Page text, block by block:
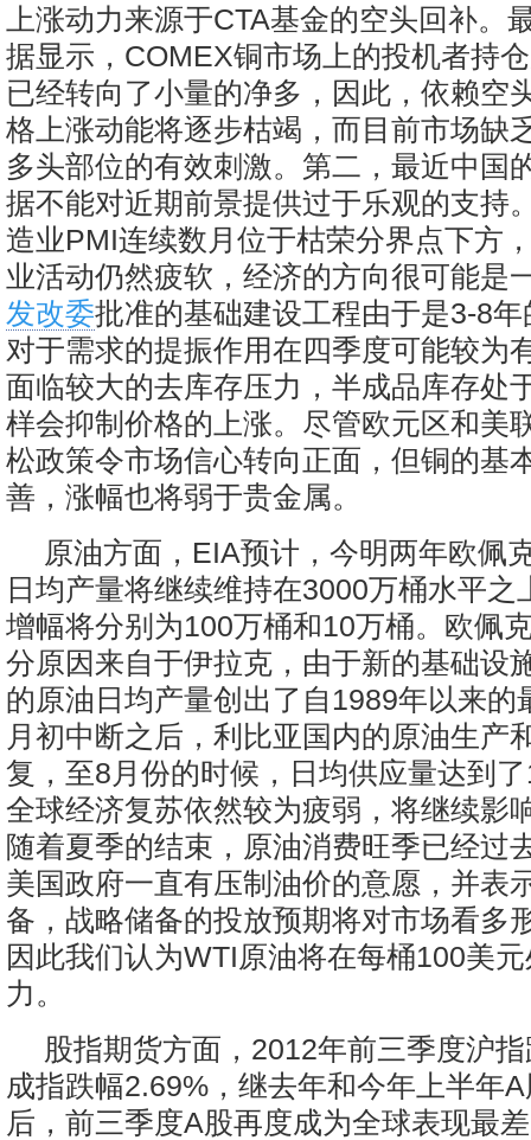
上涨动力来源于CTA基金的空头回补。
据显示，COMEX铜市场上的投机者持
已经转向了小量的净多，因此，依赖空
格上涨动能将逐步枯竭，而目前市场缺
多头部位的有效刺激。第二，最近中国
据不能对近期前景提供过于乐观的支持
造业PMI连续数月位于枯荣分界点下方
业活动仍然疲软，经济的方向很可能是
发改委批准的基础建设工程由于是3-8
对于需求的提振作用在四季度可能较为
面临较大的去库存压力，半成品库存处
样会抑制价格的上涨。尽管欧元区和美
松政策令市场信心转向正面，但铜的基
善，涨幅也将弱于贵金属。
原油方面，EIA预计，今明两年欧佩
日均产量将继续维持在3000万桶水平之
增幅将分别为100万桶和10万桶。欧佩
分原因来自于伊拉克，由于新的基础设
的原油日均产量创出了自1989年以来的
月初中断之后，利比亚国内的原油生产
复，至8月份的时候，日均供应量达到
全球经济复苏依然较为疲弱，将继续影
随着夏季的结束，原油消费旺季已经过
美国政府一直有压制油价的意愿，并表
备，战略储备的投放预期将对市场看多
因此我们认为WTI原油将在每桶100美
力。
股指期货方面，2012年前三季度沪
成指跌幅2.69%，继去年和今年上半年A
后，前三季度A股再度成为全球表现最